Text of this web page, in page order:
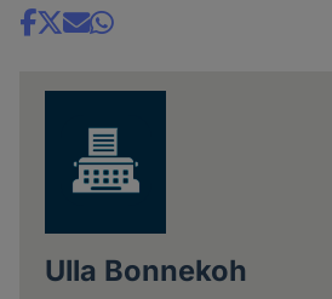
Share
Ulla Bonnekoh